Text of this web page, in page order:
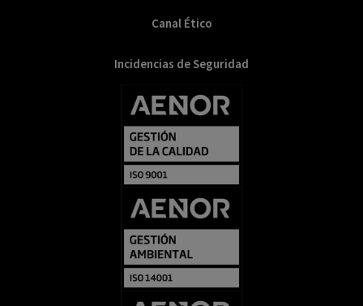
Canal Ético
Incidencias de Seguridad